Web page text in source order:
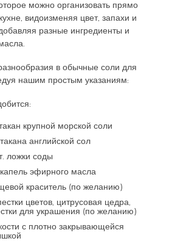
можно организовать прямо
видоизменяя цвет, запахи и
разные ингредиенты и
в обычные соли для
нашим простым указаниям:
крупной морской соли
английской сол
ложки соды
эфирного масла
краситель (по желанию)
цветов, цитрусовая цедра,
для украшения (по желанию)
с плотно закрывающейся